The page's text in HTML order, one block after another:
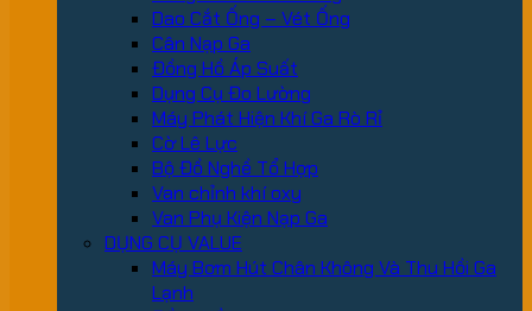
Dao Cắt Ống – Vét Ống
Cân Nạp Ga
Đồng Hồ Áp Suất
Dụng Cụ Đo Lường
Máy Phát Hiện Khí Ga Rò Rỉ
Cờ Lê Lực
Bộ Đồ Nghề Tổ Hợp
Van chỉnh khí oxy
Van Phụ Kiện Nạp Ga
DỤNG CỤ VALUE
Máy Bơm Hút Chân Không Và Thu Hồi Ga
Lạnh